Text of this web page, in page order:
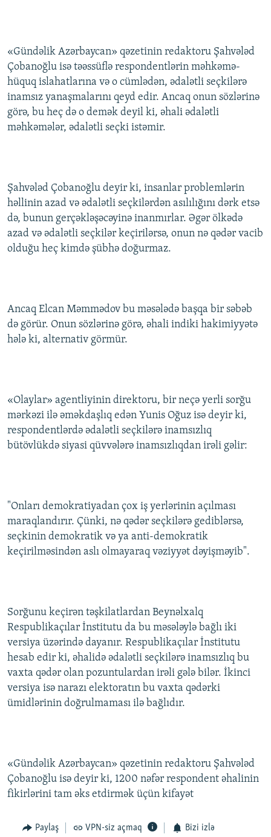
«Gündəlik Azərbaycan» qəzetinin redaktoru Şahvələd
Çobanoğlu isə təəssüflə respondentlərin məhkəmə-
hüquq islahatlarına və o cümlədən, ədalətli seçkilərə
inamsız yanaşmalarını qeyd edir. Ancaq onun sözlərinə
görə, bu heç də o demək deyil ki, əhali ədalətli
məhkəmələr, ədalətli seçki istəmir.
Şahvələd Çobanoğlu deyir ki, insanlar problemlərin
həllinin azad və ədalətli seçkilərdən asılılığını dərk etsə
də, bunun gerçəkləşəcəyinə inanmırlar. Əgər ölkədə
azad və ədalətli seçkilər keçirilərsə, onun nə qədər vacib
olduğu heç kimdə şübhə doğurmaz.
Ancaq Elcan Məmmədov bu məsələdə başqa bir səbəb
də görür. Onun sözlərinə görə, əhali indiki hakimiyyətə
hələ ki, alternativ görmür.
«Olaylar» agentliyinin direktoru, bir neçə yerli sorğu
mərkəzi ilə əməkdaşlıq edən Yunis Oğuz isə deyir ki,
respondentlərdə ədalətli seçkilərə inamsızlıq
bütövlükdə siyasi qüvvələrə inamsızlıqdan irəli gəlir:
"Onları demokratiyadan çox iş yerlərinin açılması
maraqlandırır. Çünki, nə qədər seçkilərə gediblərsə,
seçkinin demokratik və ya anti-demokratik
keçirilməsindən aslı olmayaraq vəziyyət dəyişməyib".
Sorğunu keçirən təşkilatlardan Beynəlxalq
Respublikaçılar İnstitutu da bu məsələylə bağlı iki
versiya üzərində dayanır. Respublikaçılar İnstitutu
hesab edir ki, əhalidə ədalətli seçkilərə inamsızlıq bu
vaxta qədər olan pozuntulardan irəli gələ bilər. İkinci
versiya isə narazı elektoratın bu vaxta qədərki
ümidlərinin doğrulmaması ilə bağlıdır.
«Gündəlik Azərbaycan» qəzetinin redaktoru Şahvələd
Çobanoğlu isə deyir ki, 1200 nəfər respondent əhalinin
fikirlərini tam əks etdirmək üçün kifayət
Paylaş VPN-siz açmaq Bizi izlə